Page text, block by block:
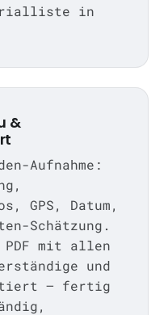
in
&
Aufnahme:
GPS, Datum,
Schätzung.
mit allen
und
— fertig